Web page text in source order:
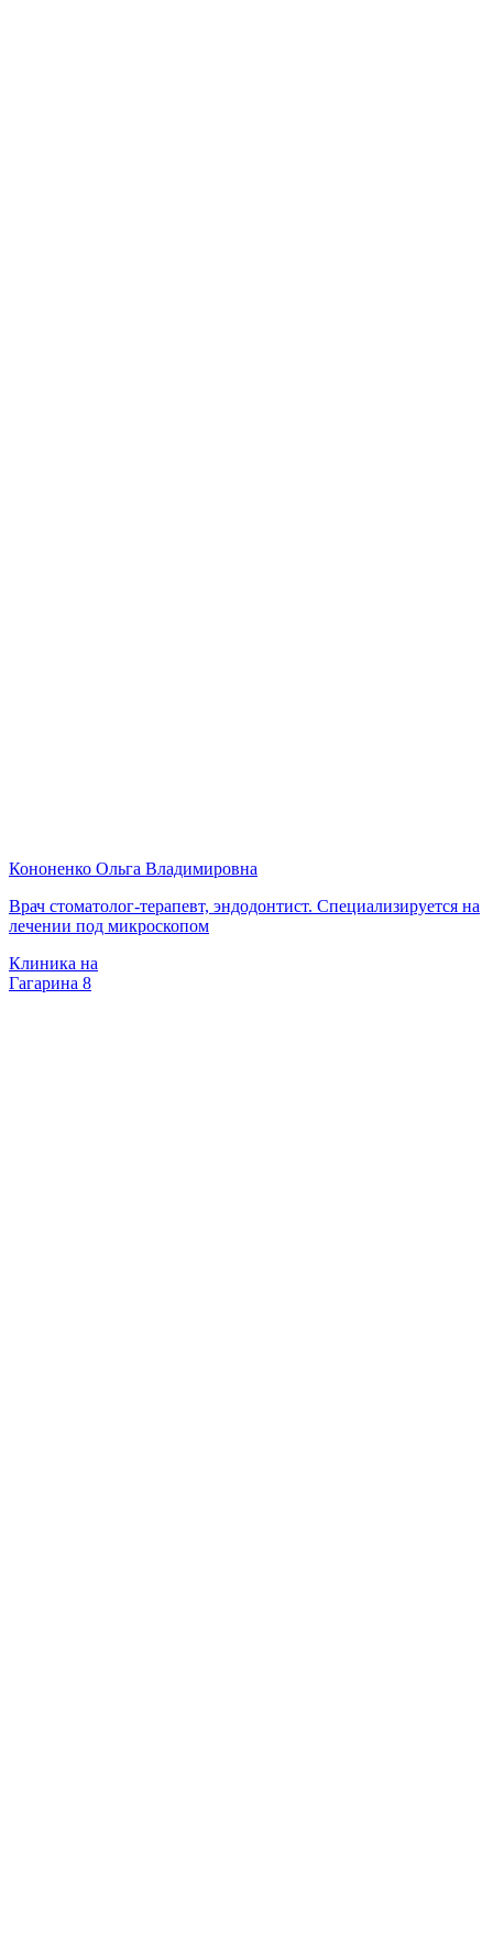
Кононенко Ольга Владимировна
Врач стоматолог-терапевт, эндодонтист. Специализируется на
лечении под микроскопом
Клиника на
Гагарина 8